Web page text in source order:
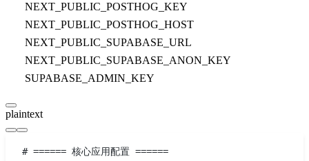
NEXT_PUBLIC_POSTHOG_KEY
NEXT_PUBLIC_POSTHOG_HOST
NEXT_PUBLIC_SUPABASE_URL
NEXT_PUBLIC_SUPABASE_ANON_KEY
SUPABASE_ADMIN_KEY
plaintext
# ====== 核心应用配置 ======